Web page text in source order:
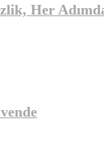
Her